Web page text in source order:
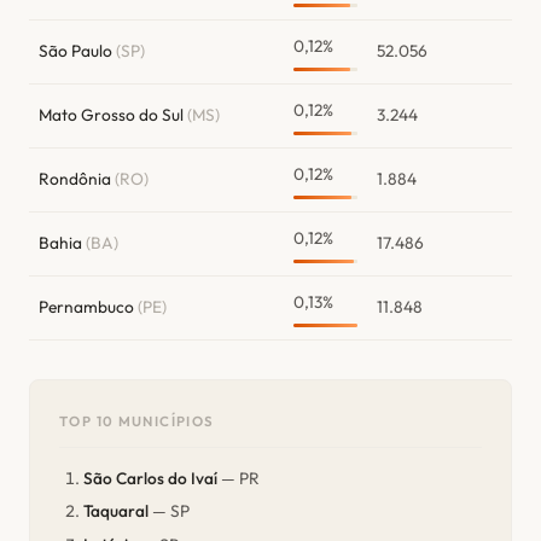
São Paulo(SP) 0,12% 52.056
Mato Grosso do Sul(MS) 0,12% 3.244
Rondônia (RO) 0,12% 1.884
Bahia (BA) 0,12% 17.486
Pernambuco(PE) 0,13% 11.848
TOP 10 MUNICÍPIOS
São Carlos do Ivaí — PR
Taquaral — SP